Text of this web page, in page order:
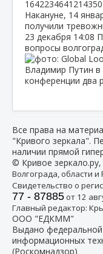
Накануне, 14
получили
23 декабря 14:08
вопросы
Владимир Путин в
конференции два
Все права на
"Кривого зеркала".
наличии прямой
© Кривое
Волгограда, области и
Свидетельство о
77 - 87885от 12
Главный редактор:
ООО "ЕДКММ"
Выдано
информационных
(Роскомнадзор)